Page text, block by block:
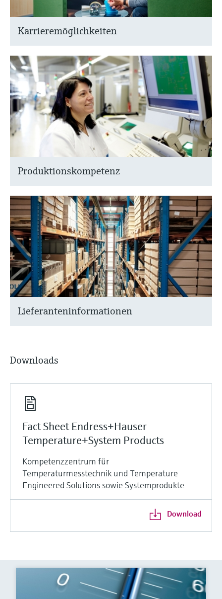
Karrieremöglichkeiten
Produktionskompetenz
Lieferanteninformationen
Downloads
Fact Sheet Endress+Hauser
Temperature+System Products
Kompetenzzentrum für
Temperaturmesstechnik und Temperature
Engineered Solutions sowie Systemprodukte
Download